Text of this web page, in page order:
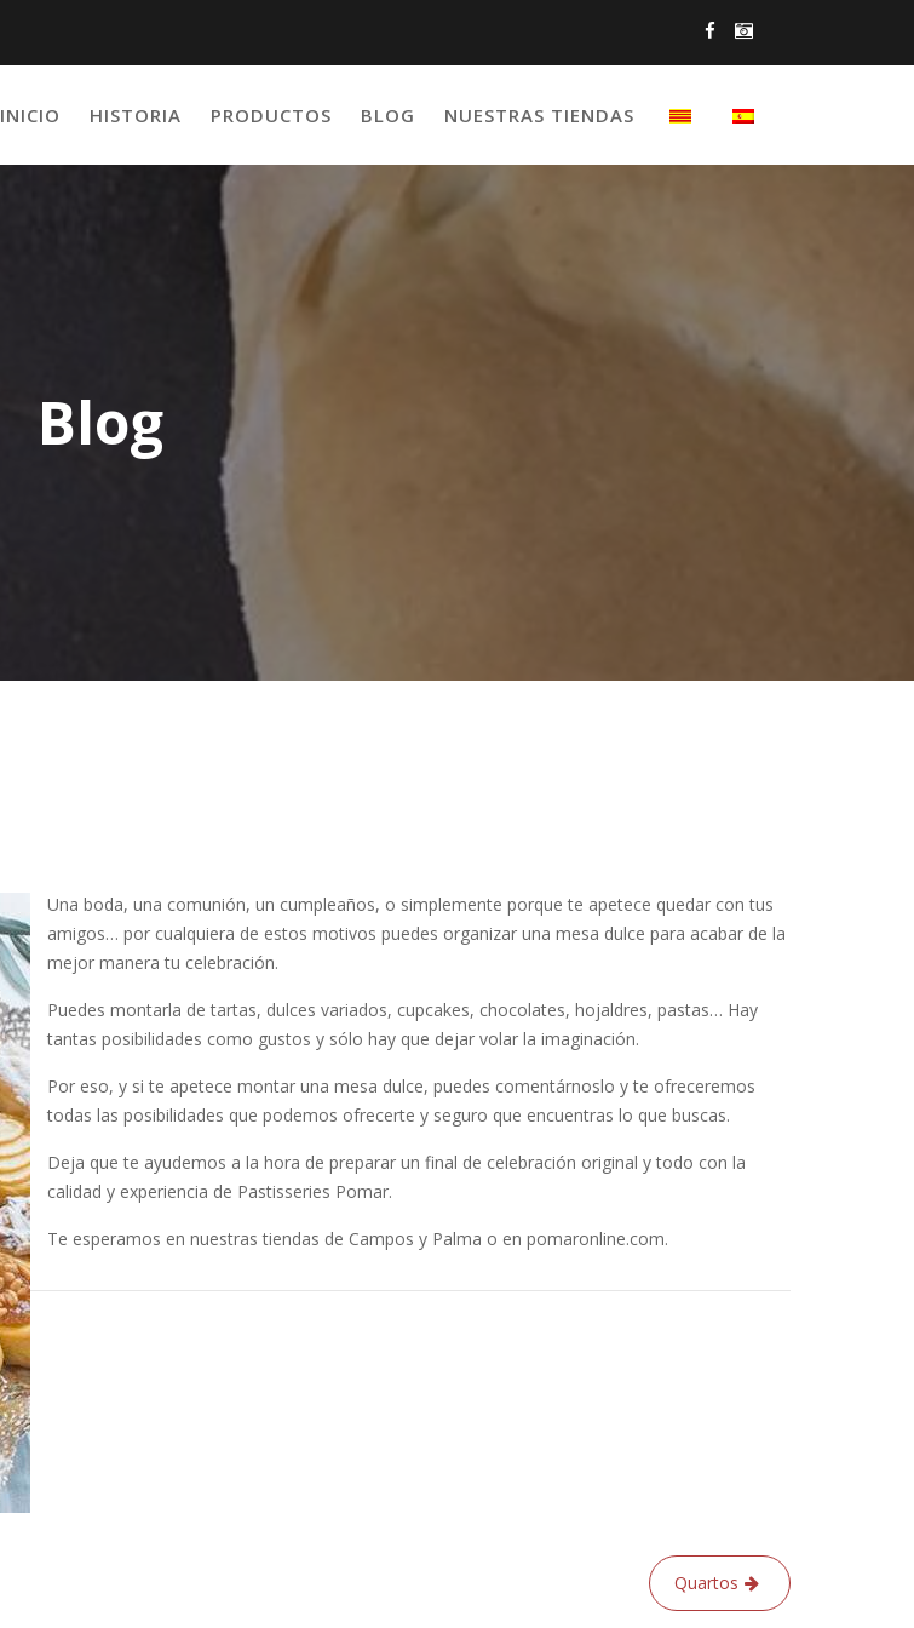
INICIO HISTORIA PRODUCTOS BLOG NUESTRAS TIENDAS
Blog
Una boda, una comunión, un cumpleaños, o simplemente porque te apetece quedar con tus
amigos… por cualquiera de estos motivos puedes organizar una mesa dulce para acabar de la
mejor manera tu celebración.
Puedes montarla de tartas, dulces variados, cupcakes, chocolates, hojaldres, pastas… Hay
tantas posibilidades como gustos y sólo hay que dejar volar la imaginación.
Por eso, y si te apetece montar una mesa dulce, puedes comentárnoslo y te ofreceremos
todas las posibilidades que podemos ofrecerte y seguro que encuentras lo que buscas.
Deja que te ayudemos a la hora de preparar un final de celebración original y todo con la
calidad y experiencia de Pastisseries Pomar.
Te esperamos en nuestras tiendas de Campos y Palma o en pomaronline.com.
Quartos